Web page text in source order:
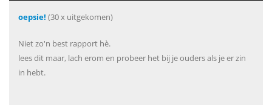
oepsie! (30 x uitgekomen)
Niet zo'n best rapport hè.
lees dit maar, lach erom en probeer het bij je ouders als je er zin
in hebt.